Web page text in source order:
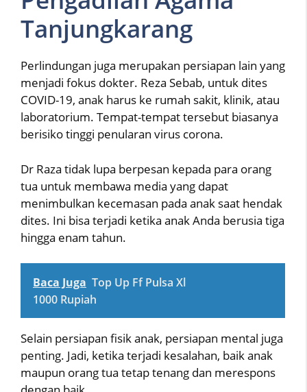
Tanjungkarang
Perlindungan juga merupakan persiapan lain yang
menjadi fokus dokter. Reza Sebab, untuk dites
COVID-19, anak harus ke rumah sakit, klinik, atau
laboratorium. Tempat-tempat tersebut biasanya
berisiko tinggi penularan virus corona.
Dr Raza tidak lupa berpesan kepada para orang
tua untuk membawa media yang dapat
menimbulkan kecemasan pada anak saat hendak
dites. Ini bisa terjadi ketika anak Anda berusia tiga
hingga enam tahun.
Baca Juga Top Up Ff Pulsa Xl
1000 Rupiah
Selain persiapan fisik anak, persiapan mental juga
penting. Jadi, ketika terjadi kesalahan, baik anak
maupun orang tua tetap tenang dan merespons